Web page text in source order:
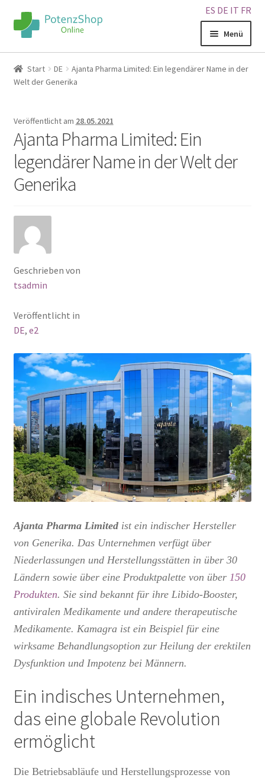
ES DE IT FR
Menü
Home
Über uns
Blog
Sitemap
Warenkorb
Kontakt
Start DE
Ajanta Pharma Limited: Ein legendärer Name in der
Welt der Generika
Veröffentlicht am 28.05.2021
Ajanta Pharma Limited: Ein
legendärer Name in der Welt der
Generika
Geschrieben von
tsadmin
Veröffentlicht in
DE, e2
Ajanta Pharma Limitedist ein indischer Hersteller
von Generika. Das Unternehmen verfügt über
Niederlassungen und Herstellungsstätten in über 30
Ländern sowie über eine Produktpalette von über 150
Produkten. Sie sind bekannt für ihre Libido-Booster,
antiviralen Medikamente und andere therapeutische
Medikamente. Kamagra ist ein Beispiel für eine
wirksame Behandlungsoption zur Heilung der erektilen
Dysfunktion und Impotenz bei Männern.
Ein indisches Unternehmen,
das eine globale Revolution
ermöglicht
Die Betriebsabläufe und Herstellungsprozesse von